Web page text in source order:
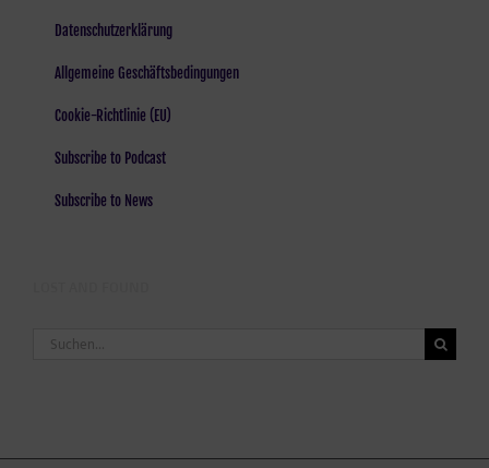
Datenschutzerklärung
Allgemeine Geschäftsbedingungen
Cookie-Richtlinie (EU)
Subscribe to Podcast
Subscribe to News
Suche